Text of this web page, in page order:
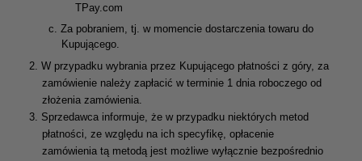
TPay.com
c. Za pobraniem, tj. w momencie dostarczenia towaru do
Kupującego.
2. W przypadku wybrania przez Kupującego płatności z góry, za
zamówienie należy zapłacić w terminie 1 dnia roboczego od
złożenia zamówienia.
3. Sprzedawca informuje, że w przypadku niektórych metod
płatności, ze względu na ich specyfikę, opłacenie
zamówienia tą metodą jest możliwe wyłącznie bezpośrednio